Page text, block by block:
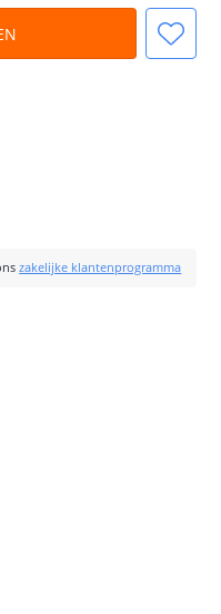
zakelijke klantenprogramma